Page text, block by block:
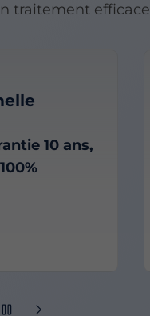
traitement
10 ans,
100%